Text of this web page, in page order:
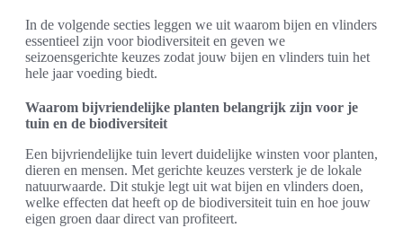
In de volgende secties leggen we uit waarom bijen en vlinders
essentieel zijn voor biodiversiteit en geven we
seizoensgerichte keuzes zodat jouw bijen en vlinders tuin het
hele jaar voeding biedt.
Waarom bijvriendelijke planten belangrijk zijn voor je
tuin en de biodiversiteit
Een bijvriendelijke tuin levert duidelijke winsten voor planten,
dieren en mensen. Met gerichte keuzes versterk je de lokale
natuurwaarde. Dit stukje legt uit wat bijen en vlinders doen,
welke effecten dat heeft op de biodiversiteit tuin en hoe jouw
eigen groen daar direct van profiteert.